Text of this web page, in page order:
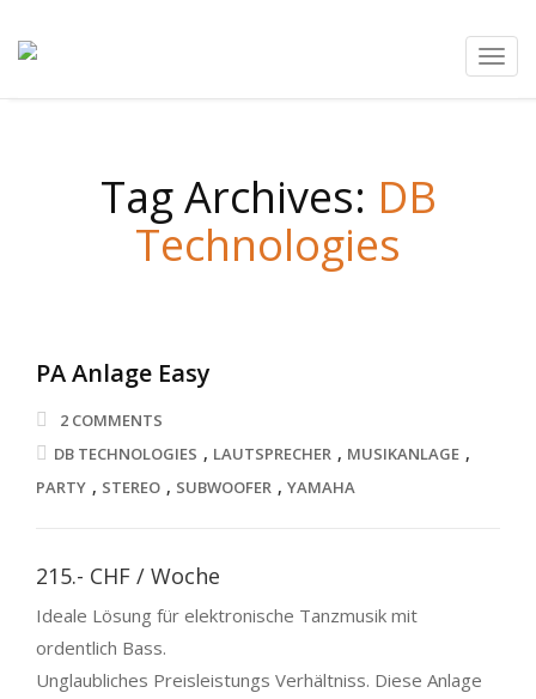
Tag Archives: DB
Technologies
PA Anlage Easy
2 COMMENTS
DB TECHNOLOGIES , LAUTSPRECHER , MUSIKANLAGE ,
PARTY , STEREO , SUBWOOFER , YAMAHA
215.- CHF / Woche
Ideale Lösung für elektronische Tanzmusik mit
ordentlich Bass.
Unglaubliches Preisleistungs Verhältniss. Diese Anlage